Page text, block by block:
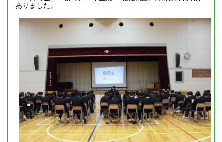
ありました。